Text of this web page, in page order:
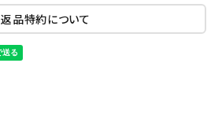
返品特約について